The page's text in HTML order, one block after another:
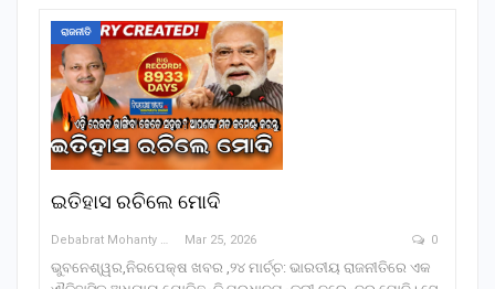
ରାଜନୀତି
ଇତିହାସ ରଚିଲେ ମୋଦି
Debabrat Mohanty Mar 25, 2026 0
ଭୁବନେଶ୍ୱର,ନିରପେକ୍ଷ ଖବର ,୨୪ ମାର୍ଚ୍ଚ: ଭାରତୀୟ ରାଜନୀତିରେ ଏକ